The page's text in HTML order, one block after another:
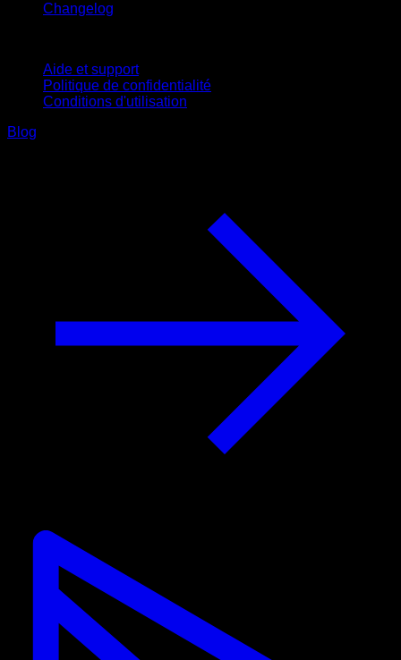
Changelog
Aide et support
Politique de confidentialité
Conditions d'utilisation
Blog